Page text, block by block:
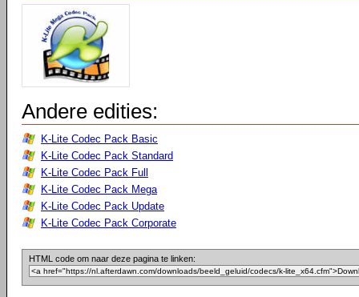
Andere edities:
K-Lite Codec Pack Basic
K-Lite Codec Pack Standard
K-Lite Codec Pack Full
K-Lite Codec Pack Mega
K-Lite Codec Pack Update
K-Lite Codec Pack Corporate
HTML code om naar deze pagina te linken: